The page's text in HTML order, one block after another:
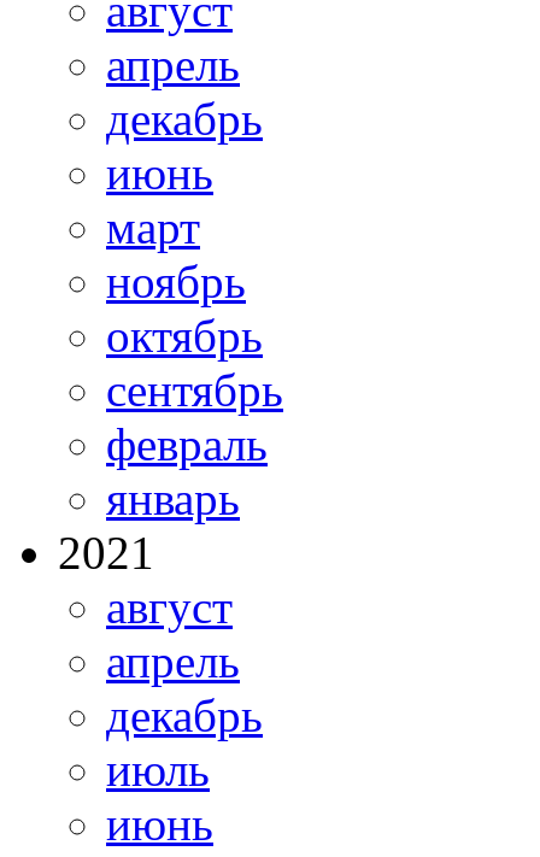
август
апрель
декабрь
июнь
март
ноябрь
октябрь
сентябрь
февраль
январь
2021
август
апрель
декабрь
июль
июнь